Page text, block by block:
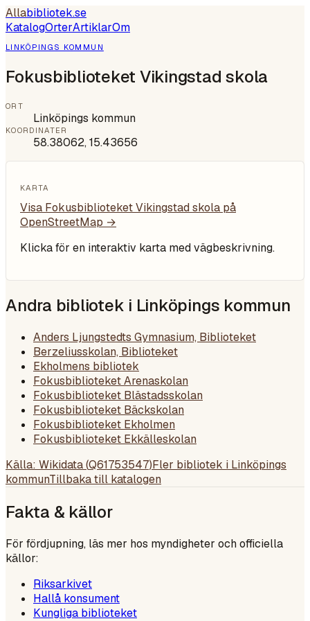
Allabibliotek.se
KatalogOrterArtiklarOm
LINKÖPINGS KOMMUN
Fokusbiblioteket Vikingstad skola
ORT
Linköpings kommun
KOORDINATER
58.38062,15.43656
KARTA
Visa Fokusbiblioteket Vikingstad skola på
OpenStreetMap →
Klicka för en interaktiv karta med vägbeskrivning.
Andra bibliotek i Linköpings kommun
Anders Ljungstedts Gymnasium, Biblioteket
Berzeliusskolan, Biblioteket
Ekholmens bibliotek
Fokusbiblioteket Arenaskolan
Fokusbiblioteket Blästadsskolan
Fokusbiblioteket Bäckskolan
Fokusbiblioteket Ekholmen
Fokusbiblioteket Ekkälleskolan
Källa: Wikidata (Q61753547)Fler bibliotek i Linköpings
kommunTillbaka till katalogen
Fakta & källor
För fördjupning, läs mer hos myndigheter och officiella
källor:
Riksarkivet
Hallå konsument
Kungliga biblioteket